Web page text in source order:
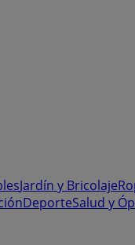
Jardín y Bricolaje
DeporteSalud y